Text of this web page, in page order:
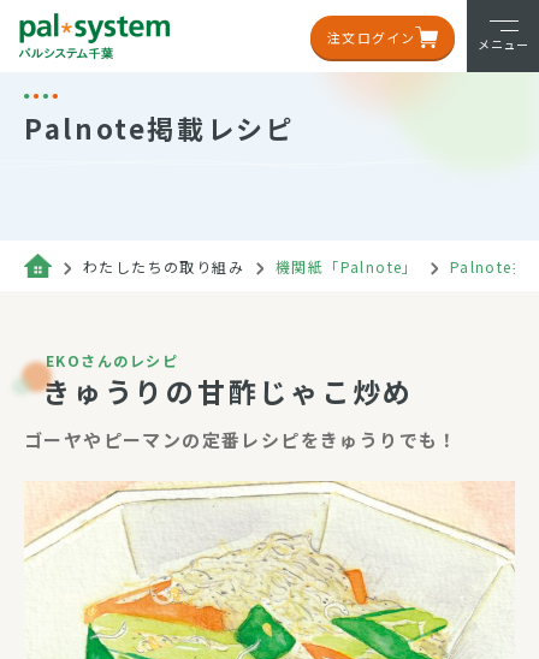
注文ログイン メニュー
Palnote掲載レシピ
わたしたちの取り組み 機関紙「Palnote」 Palnote掲
EKOさんのレシピ
きゅうりの甘酢じゃこ炒め
ゴーヤやピーマンの定番レシピをきゅうりでも！